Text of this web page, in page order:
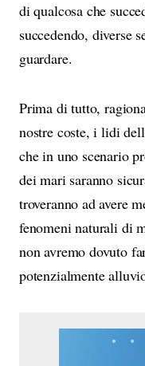
di qualcosa che
succedendo, diverse
guardare.
Prima di tutto,
nostre coste, i lidi
che in uno scenario
dei mari saranno
troveranno ad avere
fenomeni naturali di
non avremo dovuto
potenzialmente